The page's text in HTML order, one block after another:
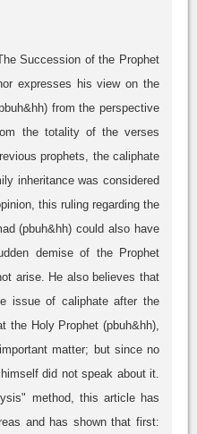
Succession of the Prophet
expresses his view on the
from the perspective
the totality of the verses
prophets, the caliphate
inheritance was considered
this ruling regarding the
(pbuh&hh) could also have
demise of the Prophet
arise. He also believes that
issue of caliphate after the
the Holy Prophet (pbuh&hh),
matter; but since no
did not speak about it.
method, this article has
and has shown that first: